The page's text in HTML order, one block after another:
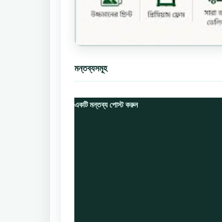
মন্তব্যসমূহ
একটি মন্তব্য পোস্ট করুন